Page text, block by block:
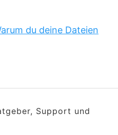
du deine Dateien
Support und